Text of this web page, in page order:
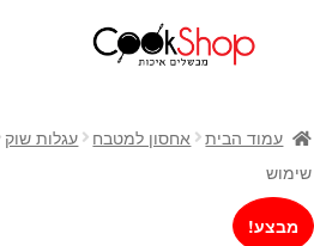
חנות
כלי בישול
סירים
מחבתות
עמוד הבית אחסון למטבח עגלות שוק
שימוש
מבצע!